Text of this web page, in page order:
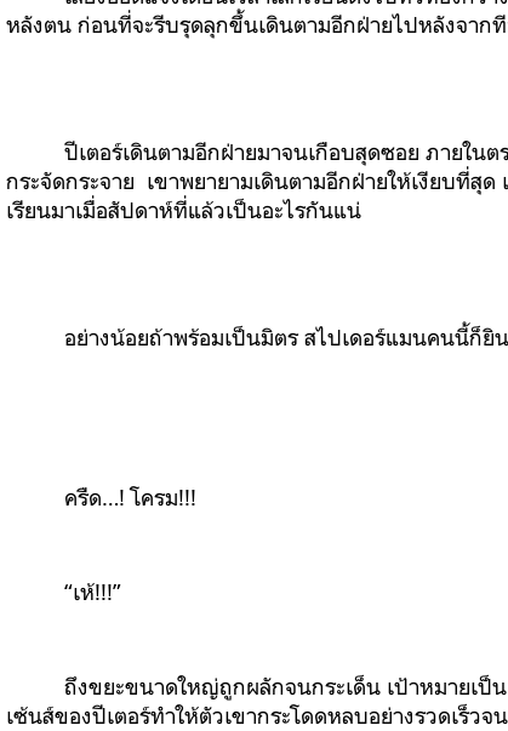
หลังตน ก่อนที่จะรีบรุดลุกขึ้นเดินตามอีกฝ่ายไปหลังจาก
ปีเตอร์เดินตามอีกฝ่ายมาจนเกือบสุดซอย ภายในต
กระจัดกระจาย เขาพยายามเดินตามอีกฝ่ายให้เงียบที่สุด
เรียนมาเมื่อสัปดาห์ที่แล้วเป็นอะไรกันแน่
อย่างน้อยถ้าพร้อมเป็นมิตร สไปเดอร์แมนคนนี้ก็ยิ
ครืด…! โครม!!!
“เห้!!!”
ถึงขยะขนาดใหญ่ถูกผลักจนกระเด็น เป้าหมายเป็
เซ้นส์ของปีเตอร์ทำให้ตัวเขากระโดดหลบอย่างรวดเร็ว